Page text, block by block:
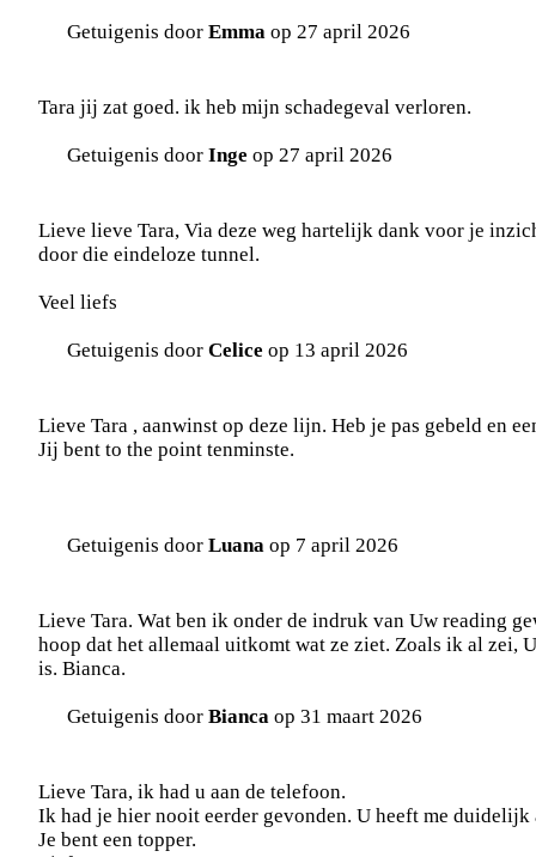
Getuigenis door Emma op 27 april 2026
Tara jij zat goed. ik heb mijn schadegeval verloren.
Getuigenis door Inge op 27 april 2026
Lieve lieve Tara, Via deze weg hartelijk dank voor je
door die eindeloze tunnel.
Veel liefs
Getuigenis door Celice op 13 april 2026
Lieve Tara , aanwinst op deze lijn. Heb je pas gebeld en
Jij bent to the point tenminste.
Getuigenis door Luana op 7 april 2026
Lieve Tara. Wat ben ik onder de indruk van Uw reading
hoop dat het allemaal uitkomt wat ze ziet. Zoals ik al zei,
is. Bianca.
Getuigenis door Bianca op 31 maart 2026
Lieve Tara, ik had u aan de telefoon.
Ik had je hier nooit eerder gevonden. U heeft me
Je bent een topper.